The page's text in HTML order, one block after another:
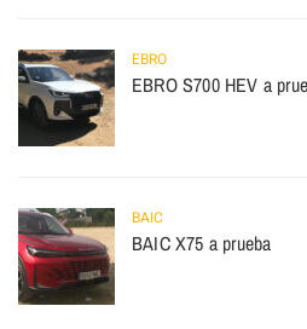
EBRO
EBRO S700 HEV a
BAIC
BAIC X75 a prueba